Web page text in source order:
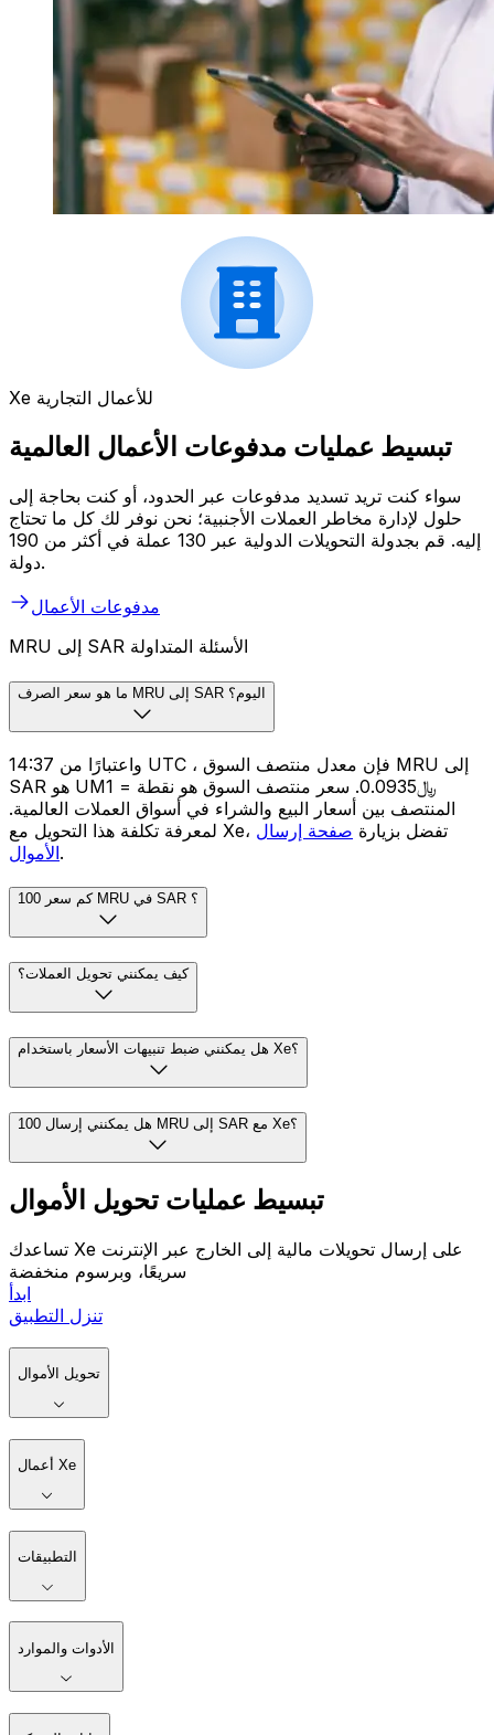
Xe للأعمال التجارية
تبسيط عمليات مدفوعات الأعمال العالمية
سواء كنت تريد تسديد مدفوعات عبر الحدود، أو كنت بحاجة إلى
حلول لإدارة مخاطر العملات الأجنبية؛ نحن نوفر لك كل ما تحتاج
إليه. قم بجدولة التحويلات الدولية عبر 130 عملة في أكثر من 190
دولة.
مدفوعات الأعمال
MRU إلى SAR الأسئلة المتداولة
ما هو سعر الصرف MRU إلى SAR اليوم؟
واعتبارًا من 14:37 UTC ، فإن معدل منتصف السوق MRU إلى
SAR هو UM1 = ﷼0.0935. سعر منتصف السوق هو نقطة
المنتصف بين أسعار البيع والشراء في أسواق العملات العالمية.
لمعرفة تكلفة هذا التحويل مع Xe، تفضل بزيارة صفحة إرسال
الأموال.
كم سعر 100 MRU في SAR ؟
كيف يمكنني تحويل العملات؟
هل يمكنني ضبط تنبيهات الأسعار باستخدام Xe؟
هل يمكنني إرسال 100 MRU إلى SAR مع Xe؟
تبسيط عمليات تحويل الأموال
تساعدك Xe على إرسال تحويلات مالية إلى الخارج عبر الإنترنت
سريعًا، وبرسوم منخفضة
ابدأ
تنزل التطبيق
تحويل الأموال
أعمال Xe
التطبيقات
الأدوات والموارد